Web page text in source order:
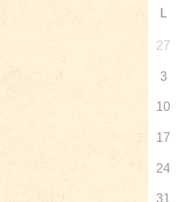
L
27
3
10
17
24
31